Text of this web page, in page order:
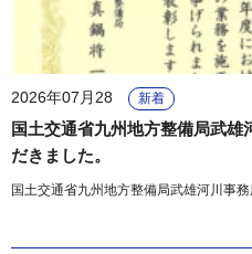
2026年07月28 新着
国土交通省九州地方整備局武
だきました。